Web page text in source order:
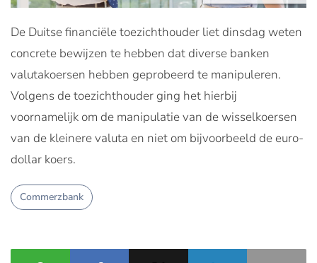
De Duitse financiële toezichthouder liet dinsdag weten
concrete bewijzen te hebben dat diverse banken
valutakoersen hebben geprobeerd te manipuleren.
Volgens de toezichthouder ging het hierbij
voornamelijk om de manipulatie van de wisselkoersen
van de kleinere valuta en niet om bijvoorbeeld de euro-
dollar koers.
Commerzbank